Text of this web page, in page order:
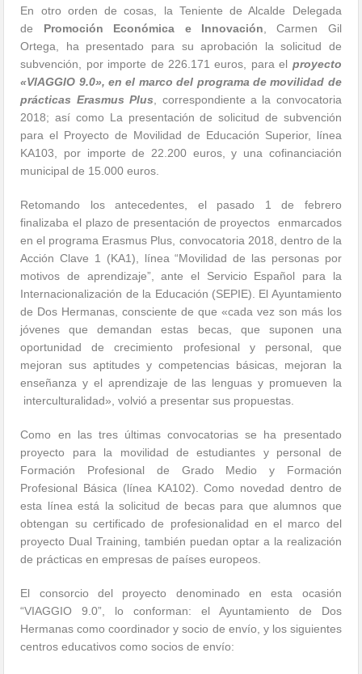
En otro orden de cosas, la Teniente de Alcalde Delegada
de Promoción Económica e Innovación , Carmen Gil
Ortega, ha presentado para su aprobación la solicitud de
subvención, por importe de 226.171 euros, para el proyecto
«VIAGGIO 9.0», en el marco del programa de movilidad de
prácticas Erasmus Plus , correspondiente a la convocatoria
2018; así como La presentación de solicitud de subvención
para el Proyecto de Movilidad de Educación Superior, línea
KA103, por importe de 22.200 euros, y una cofinanciación
municipal de 15.000 euros.
Retomando los antecedentes, el pasado 1 de febrero
finalizaba el plazo de presentación de proyectos enmarcados
en el programa Erasmus Plus, convocatoria 2018, dentro de la
Acción Clave 1 (KA1), línea “Movilidad de las personas por
motivos de aprendizaje”, ante el Servicio Español para la
Internacionalización de la Educación (SEPIE). El Ayuntamiento
de Dos Hermanas, consciente de que «cada vez son más los
jóvenes que demandan estas becas, que suponen una
oportunidad de crecimiento profesional y personal, que
mejoran sus aptitudes y competencias básicas, mejoran la
enseñanza y el aprendizaje de las lenguas y promueven la
interculturalidad», volvió a presentar sus propuestas.
Como en las tres últimas convocatorias se ha presentado
proyecto para la movilidad de estudiantes y personal de
Formación Profesional de Grado Medio y Formación
Profesional Básica (línea KA102). Como novedad dentro de
esta línea está la solicitud de becas para que alumnos que
obtengan su certificado de profesionalidad en el marco del
proyecto Dual Training, también puedan optar a la realización
de prácticas en empresas de países europeos.
El consorcio del proyecto denominado en esta ocasión
“VIAGGIO 9.0”, lo conforman: el Ayuntamiento de Dos
Hermanas como coordinador y socio de envío, y los siguientes
centros educativos como socios de envío: